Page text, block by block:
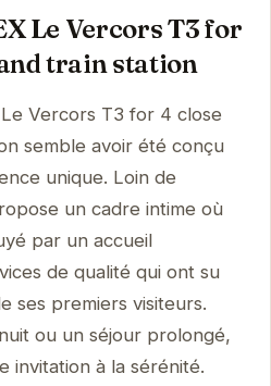
Le Vercors T3 for
train station
Vercors T3 for 4 close
semble avoir été conçu
unique. Loin de
un cadre intime où
par un accueil
de qualité qui ont su
ses premiers visiteurs.
ou un séjour prolongé,
invitation à la sérénité.